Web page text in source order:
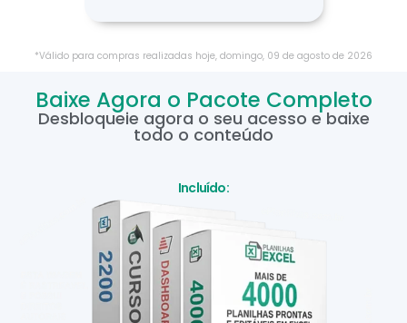
*Válido para compras realizadas hoje, domingo, 09 de agosto de 2026
Baixe Agora o Pacote Completo
Desbloqueie agora o seu acesso e baixe
todo o conteúdo
Incluído: